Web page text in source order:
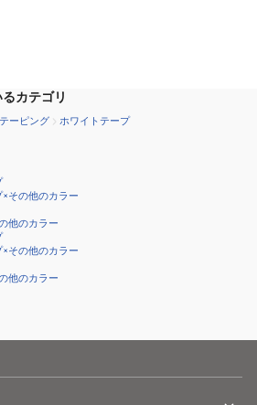
カテゴリ
テーピング ホワイトテープ
その他のカラー
他のカラー
その他のカラー
他のカラー